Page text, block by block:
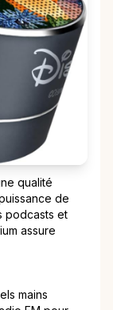
qualité
de
podcasts et
assure
mains